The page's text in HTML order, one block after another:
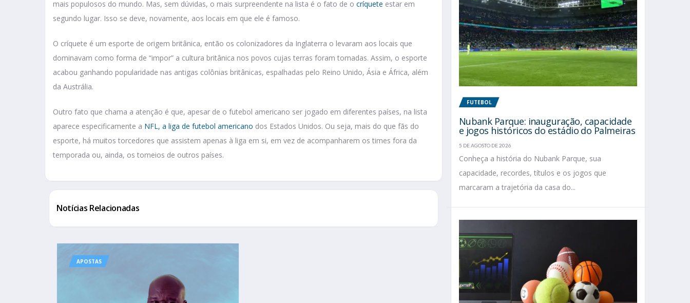
mais populosos do mundo. Mas, sem dúvidas, o mais surpreendente na lista é o fato de o críquete estar em
segundo lugar. Isso se deve, novamente, aos locais em que ele é famoso.
O críquete é um esporte de origem britânica, então os colonizadores da Inglaterra o levaram aos locais que
dominavam como forma de “impor” a cultura britânica nos povos cujas terras foram tomadas. Assim, o esporte
acabou ganhando popularidade nas antigas colônias britânicas, espalhadas pelo Reino Unido, Ásia e África, além
da Austrália.
Outro fato que chama a atenção é que, apesar de o futebol americano ser jogado em diferentes países, na lista
aparece especificamente a NFL, a liga de futebol americano dos Estados Unidos. Ou seja, mais do que fãs do
esporte, há muitos torcedores que assistem apenas à liga em si, em vez de acompanharem os times fora da
temporada ou, ainda, os torneios de outros países.
Notícias Relacionadas
APOSTAS
FUTEBOL
Nubank Parque: inauguração, capacidade
e jogos históricos do estádio do Palmeiras
5 DE AGOSTO DE 2026
Conheça a história do Nubank Parque, sua
capacidade, recordes, títulos e os jogos que
marcaram a trajetória da casa do...